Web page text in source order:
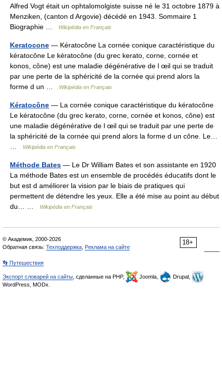
Alfred Vogt était un ophtalomolgiste suisse né le 31 octobre 1879 à
Menziken, (canton d Argovie) décédé en 1943. Sommaire 1
Biographie …
Wikipédia en Français
Keratocone — Kératocône La cornée conique caractéristique du
kératocône Le kératocône (du grec kerato, corne, cornée et
konos, cône) est une maladie dégénérative de l œil qui se traduit
par une perte de la sphéricité de la cornée qui prend alors la
forme d un …
Wikipédia en Français
Kératocône — La cornée conique caractéristique du kératocône
Le kératocône (du grec kerato, corne, cornée et konos, cône) est
une maladie dégénérative de l œil qui se traduit par une perte de
la sphéricité de la cornée qui prend alors la forme d un cône. Le…
Wikipédia en Français
Méthode Bates — Le Dr William Bates et son assistante en 1920
La méthode Bates est un ensemble de procédés éducatifs dont le
but est d améliorer la vision par le biais de pratiques qui
permettent de détendre les yeux. Elle a été mise au point au début
du… …
Wikipédia en Français
18+
© Академик, 2000-2026
Обратная связь: Техподдержка Реклама на сайте
👣 Путешествия
Экспорт словарей на сайты , сделанные на PHP, Joomla,
Drupal,
WordPress, MODx.